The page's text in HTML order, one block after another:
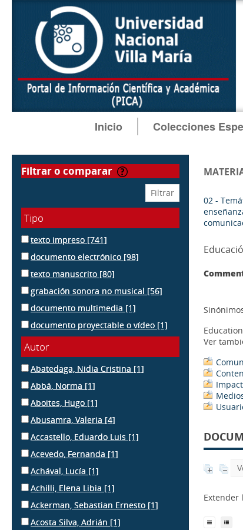
Inicio Colecciones
filtrar o comparar
Tipo
texto impreso [741]
documento electrónico [98]
texto manuscrito [80]
grabación sonora no musical [56]
documento multimedia [1]
documento proyectable o vídeo [1]
Autor
Abatedaga, Nidia Cristina [1]
Abbá, Norma [1]
Aboites, Hugo [1]
Abusamra, Valeria [4]
Accastello, Eduardo Luis [1]
Acevedo, Fernanda [1]
Achával, Lucía [1]
Achilli, Elena Libia [1]
Ackerman, Sebastian Ernesto [1]
Acosta Silva, Adrián [1]
02 -
Ver
Extender